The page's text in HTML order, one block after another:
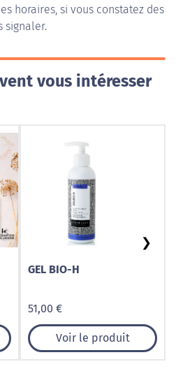
horaires, si vous constatez des
signaler.
vous intéresser
GEL BIO-H
51,00 €
Voir le produit
❯